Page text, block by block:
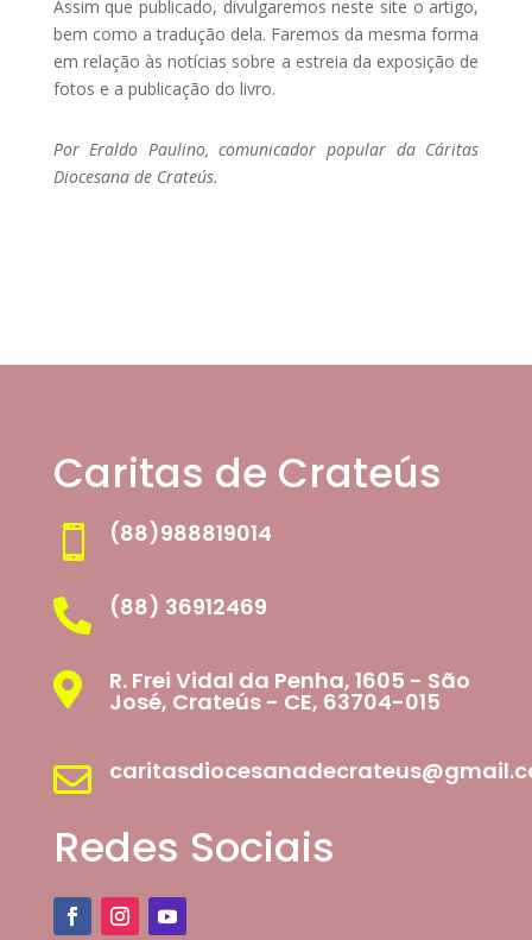
Assim que publicado, divulgaremos neste site o artigo,
bem como a tradução dela. Faremos da mesma forma
em relação às notícias sobre a estreia da exposição de
fotos e a publicação do livro.
Por Eraldo Paulino, comunicador popular da Cáritas
Diocesana de Crateús.
Caritas de Crateús
 (88)988819014
 (88) 36912469
 R. Frei Vidal da Penha, 1605 - São
José, Crateús - CE, 63704-015

Redes Sociais